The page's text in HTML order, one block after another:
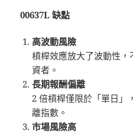
00637L 缺點
高波動風險
槓桿效應放大了波動性
資者。
長期報酬偏離
2 倍槓桿僅限於「單日」
離指數。
市場風險高